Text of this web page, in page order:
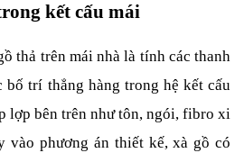
kết cấu mái
thả trên mái nhà là tính các thanh
bố trí thẳng hàng trong hệ kết cấu
lợp bên trên như tôn, ngói, fibro xi
vào phương án thiết kế, xà gồ có